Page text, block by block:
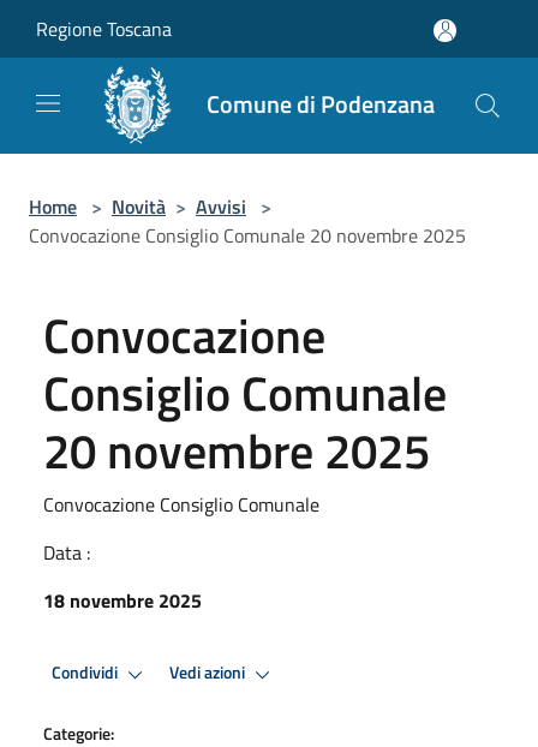
Regione Toscana
Comune di Podenzana
Home > Novità > Avvisi >
Convocazione Consiglio Comunale 20 novembre 2025
Convocazione
Consiglio Comunale
20 novembre 2025
Convocazione Consiglio Comunale
Data :
18 novembre 2025
Condividi Vedi azioni
Categorie: